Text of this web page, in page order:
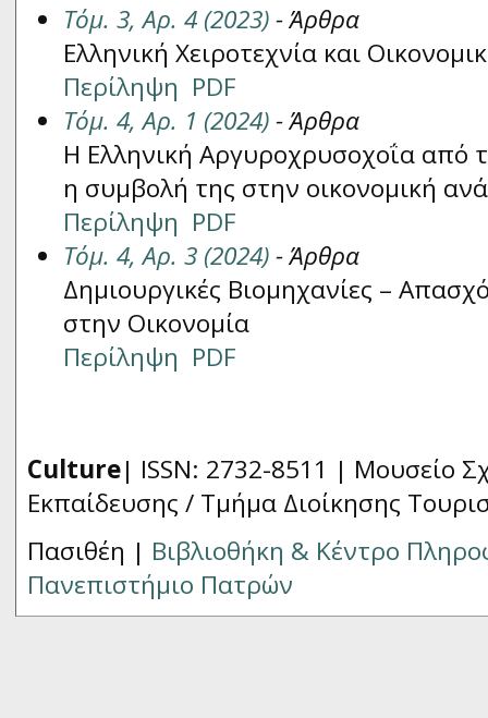
Τόμ. 3, Αρ. 4 (2023)- Άρθρα
Ελληνική Χειροτεχνία και
Περίληψη PDF
Τόμ. 4, Αρ. 1 (2024)- Άρθρα
Η Ελληνική Αργυροχρυσοχοΐα από
η συμβολή της στην οικονομική
Περίληψη PDF
Τόμ. 4, Αρ. 3 (2024)- Άρθρα
Δημιουργικές Βιομηχανίες –
στην Οικονομία
Περίληψη PDF
Culture| ISSN: 2732-8511 | Μουσείο
Εκπαίδευσης / Τμήμα Διοίκησης
Πασιθέη | Βιβλιοθήκη & Κέντρο
Πανεπιστήμιο Πατρών